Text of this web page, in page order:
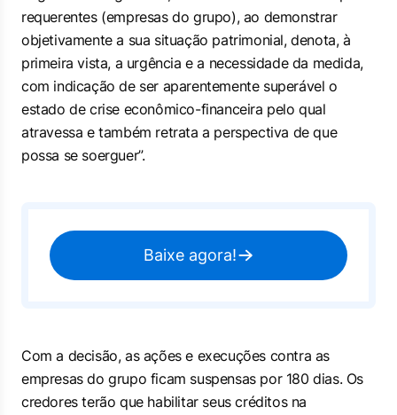
requerentes (empresas do grupo), ao demonstrar
objetivamente a sua situação patrimonial, denota, à
primeira vista, a urgência e a necessidade da medida,
com indicação de ser aparentemente superável o
estado de crise econômico-financeira pelo qual
atravessa e também retrata a perspectiva de que
possa se soerguer”.
Baixe agora!
Com a decisão, as ações e execuções contra as
empresas do grupo ficam suspensas por 180 dias. Os
credores terão que habilitar seus créditos na